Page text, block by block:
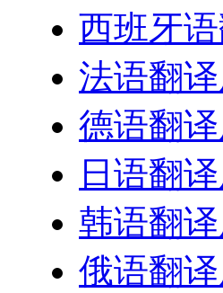
西班牙
法语翻
德语翻
日语翻
韩语翻
俄语翻